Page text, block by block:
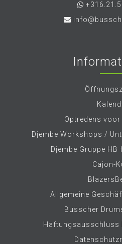
Optredens
Djembe Workshops /
Djembe Gruppe
Cajon-
Allgemeine
Busscher
Haftungsausschluss